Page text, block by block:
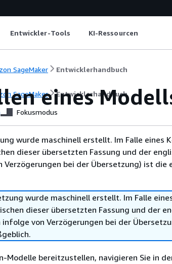
Entwickler-Tools KI-Ressourcen
SageMaker Entwicklerhandbuch
SageMaker Entwicklerhandbuch
eines
Fokusmodus
wurde maschinell erstellt. Im Falle eines
dieser übersetzten Fassung und der
Verzögerungen bei der Übersetzung) ist die
wurde maschinell erstellt. Im Falle
dieser übersetzten Fassung und der
infolge von Verzögerungen bei der
Modelle bereitzustellen, navigieren Sie in